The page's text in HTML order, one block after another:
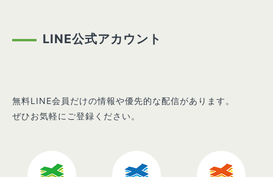
LINE公式アカウント
無料LINE会員だけの情報や優先的な配信があります。
ぜひお気軽にご登録ください。